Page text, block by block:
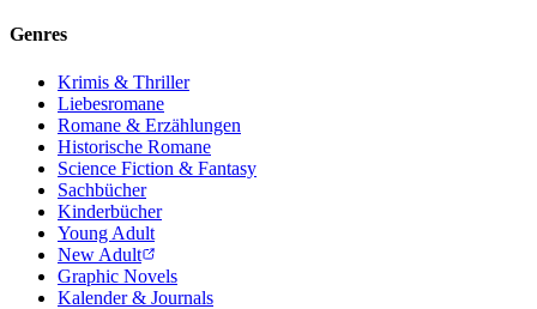
Genres
Krimis & Thriller
Liebesromane
Romane & Erzählungen
Historische Romane
Science Fiction & Fantasy
Sachbücher
Kinderbücher
Young Adult
New Adult
Graphic Novels
Kalender & Journals